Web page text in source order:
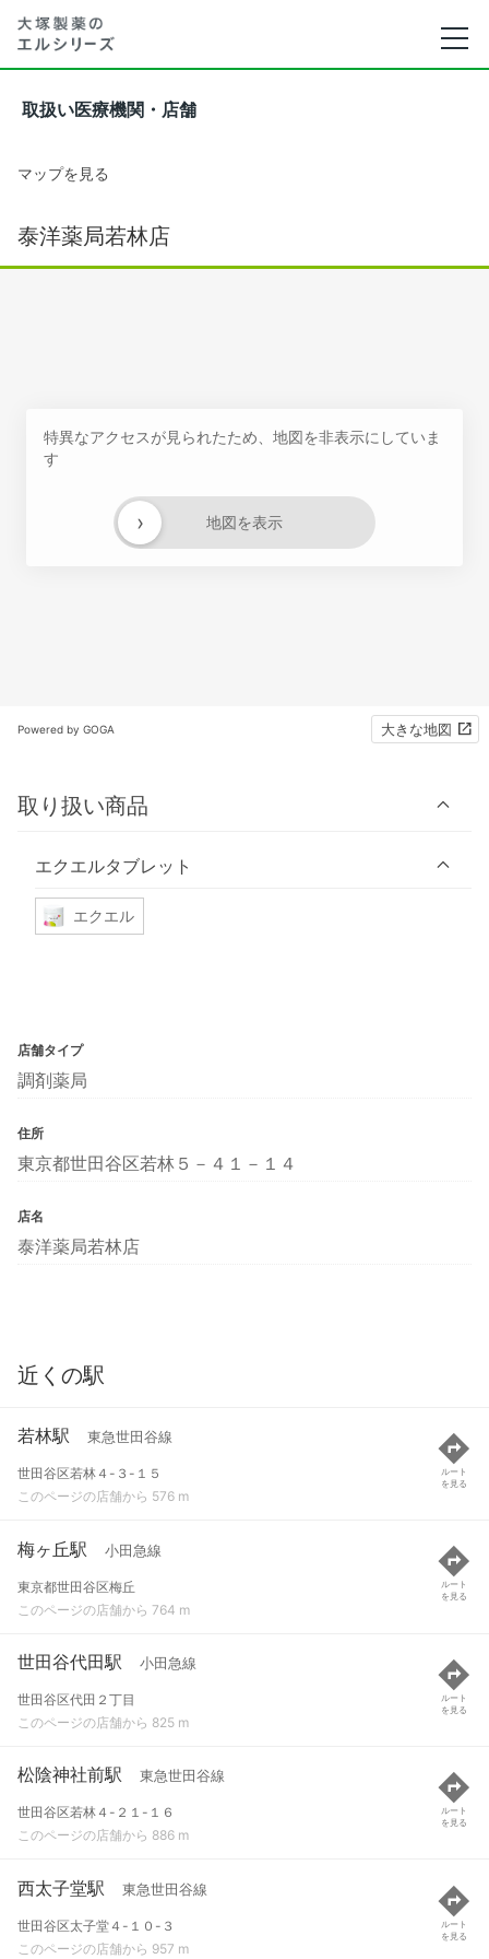
取扱い医療機関・店舗
マップを見る
泰洋薬局若林店
特異なアクセスが見られたため、地図を非表示にしていま
す
地図を表示
›
Powered by GOGA 大きな地図
取り扱い商品
エクエルタブレット
エクエル
店舗タイプ
調剤薬局
住所
東京都世田谷区若林５－４１－１４
店名
泰洋薬局若林店
近くの駅
若林駅 東急世田谷線
世田谷区若林４-３-１５
このページの店舗から 576 m
ルート
を見る
梅ヶ丘駅 小田急線
東京都世田谷区梅丘
このページの店舗から 764 m
ルート
を見る
世田谷代田駅 小田急線
世田谷区代田２丁目
このページの店舗から 825 m
ルート
を見る
松陰神社前駅 東急世田谷線
世田谷区若林４-２１-１６
このページの店舗から 886 m
ルート
を見る
西太子堂駅 東急世田谷線
世田谷区太子堂４-１０-３
このページの店舗から 957 m
ルート
を見る